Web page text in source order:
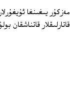
مەزكۇر يىغىنغا
قاتارلىقلار قاتناشقان